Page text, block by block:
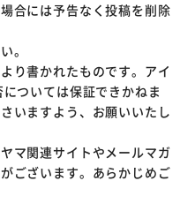
合には予告なく投稿を削除
。
り書かれたものです。アイ
ついては保証できかねま
いますよう、お願いいたし
マ関連サイトやメールマガ
ございます。あらかじめご